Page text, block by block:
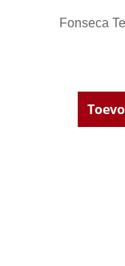
Fonseca